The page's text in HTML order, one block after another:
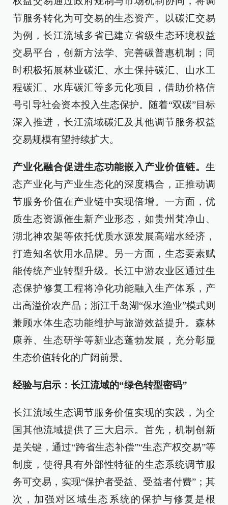
节服务转化为可交易的生态资产。以碳汇交易
为例，长江流域多省已建立省级生态环境权益
交易平台，创新方法学、完善碳普惠机制；同
时积极拓展林业碳汇、水土保持碳汇、山水工
程碳汇、水库碳汇等多元化项目，借助价格信
号引导社会资本投入生态保护。随着“双碳”目标
深入推进，长江流域碳汇及其他调节服务权益
交易规模有望持续扩大。
产业化融合促进生态功能嵌入产业价值链。 生
态产业化与产业生态化的深度耦合，正推动调
节服务价值在产业链中实现倍增。一方面，优
质生态资源催生新产业形态，如贵州梵净山、
湖北神农架等依托优质水源发展高端水经济，
打造知名饮用水品牌。另一方面，生态要素赋
能传统产业转型升级。长江中游农业区通过生
态保护修复工程将净化功能融入生产体系，产
出高溢价农产品；浙江千岛湖“保水渔业”模式则
兼顾水体生态功能维护与旅游效益提升。森林
康养、生态研学等新业态蓬勃发展，充分彰显
生态价值转化的广阔前景。
经验与启示：长江流域的“绿色转型密码”
长江流域生态调节服务价值实现的实践，为全
国其他流域提供了三大启示。首先，机制创新
是关键，通过“跨省生态补偿”“生态产权交易”等
制度，使得具有外部性特征的生态系统调节服
务可交易，实现“保护者受益、受益者付费”；其
次，加强对区域生态系统的保护与修复是根